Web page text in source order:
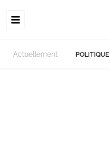
Actuellement POLITIQUE